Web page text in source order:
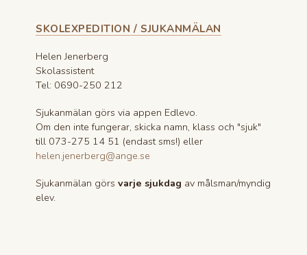
SKOLEXPEDITION / SJUKANMÄLAN
Helen Jenerberg
Skolassistent
Tel: 0690-250 212
Sjukanmälan görs via appen Edlevo.
Om den inte fungerar, skicka namn, klass och "sjuk"
till 073-275 14 51 (endast sms!) eller
helen.jenerberg@ange.se
Sjukanmälan görs varje sjukdag av målsman/myndig
elev.